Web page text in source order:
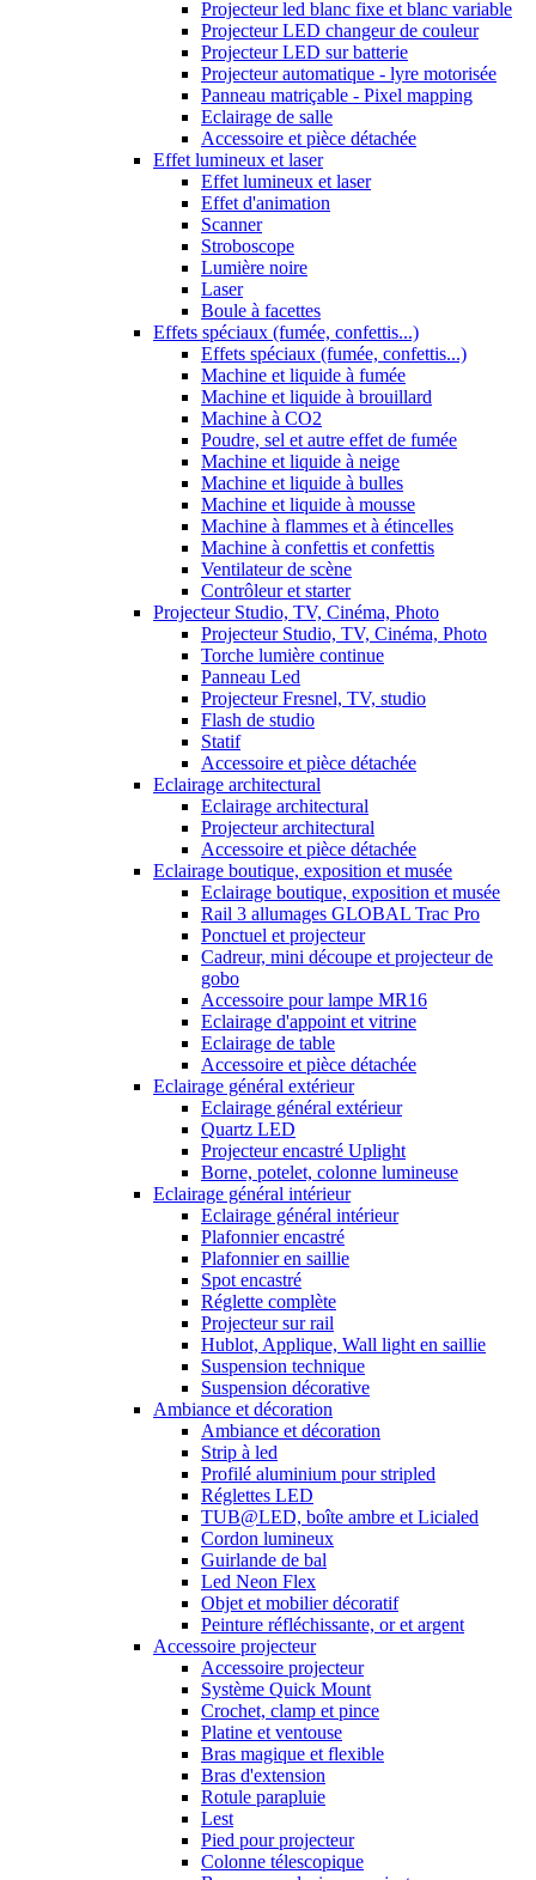
Projecteur led blanc fixe et blanc variable
Projecteur LED changeur de couleur
Projecteur LED sur batterie
Projecteur automatique - lyre motorisée
Panneau matriçable - Pixel mapping
Eclairage de salle
Accessoire et pièce détachée
Effet lumineux et laser
Effet lumineux et laser
Effet d'animation
Scanner
Stroboscope
Lumière noire
Laser
Boule à facettes
Effets spéciaux (fumée, confettis...)
Effets spéciaux (fumée, confettis...)
Machine et liquide à fumée
Machine et liquide à brouillard
Machine à CO2
Poudre, sel et autre effet de fumée
Machine et liquide à neige
Machine et liquide à bulles
Machine et liquide à mousse
Machine à flammes et à étincelles
Machine à confettis et confettis
Ventilateur de scène
Contrôleur et starter
Projecteur Studio, TV, Cinéma, Photo
Projecteur Studio, TV, Cinéma, Photo
Torche lumière continue
Panneau Led
Projecteur Fresnel, TV, studio
Flash de studio
Statif
Accessoire et pièce détachée
Eclairage architectural
Eclairage architectural
Projecteur architectural
Accessoire et pièce détachée
Eclairage boutique, exposition et musée
Eclairage boutique, exposition et musée
Rail 3 allumages GLOBAL Trac Pro
Ponctuel et projecteur
Cadreur, mini découpe et projecteur de
gobo
Accessoire pour lampe MR16
Eclairage d'appoint et vitrine
Eclairage de table
Accessoire et pièce détachée
Eclairage général extérieur
Eclairage général extérieur
Quartz LED
Projecteur encastré Uplight
Borne, potelet, colonne lumineuse
Eclairage général intérieur
Eclairage général intérieur
Plafonnier encastré
Plafonnier en saillie
Spot encastré
Réglette complète
Projecteur sur rail
Hublot, Applique, Wall light en saillie
Suspension technique
Suspension décorative
Ambiance et décoration
Ambiance et décoration
Strip à led
Profilé aluminium pour stripled
Réglettes LED
TUB@LED, boîte ambre et Licialed
Cordon lumineux
Guirlande de bal
Led Neon Flex
Objet et mobilier décoratif
Peinture réfléchissante, or et argent
Accessoire projecteur
Accessoire projecteur
Système Quick Mount
Crochet, clamp et pince
Platine et ventouse
Bras magique et flexible
Bras d'extension
Rotule parapluie
Lest
Pied pour projecteur
Colonne télescopique